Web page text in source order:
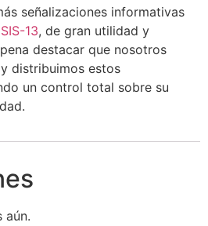
señalizaciones informativas
13, de gran utilidad y
destacar que nosotros
distribuimos estos
un control total sobre su
aún.